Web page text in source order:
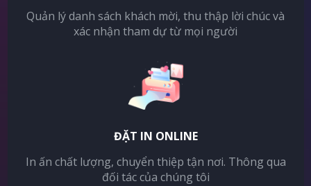
Quản lý danh sách khách mời, thu thập lời chúc và
xác nhận tham dự từ mọi người
ĐẶT IN ONLINE
In ấn chất lượng, chuyển thiệp tận nơi. Thông qua
đối tác của chúng tôi